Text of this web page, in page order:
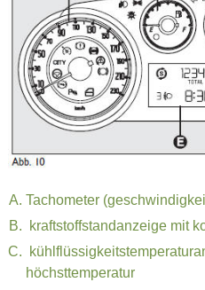
Tachometer
kraftstoffstandanzeige mit
höchsttemperatur